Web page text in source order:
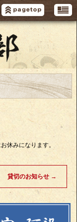
休みになります。
貸切のお知らせ →